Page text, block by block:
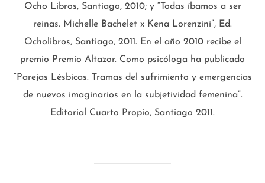
Ocho Libros, Santiago, 2010; y “Todas íbamos a ser
reinas. Michelle Bachelet x Kena Lorenzini”, Ed.
Ocholibros, Santiago, 2011. En el año 2010 recibe el
premio Premio Altazor. Como psicóloga ha publicado
“Parejas Lésbicas. Tramas del sufrimiento y emergencias
de nuevos imaginarios en la subjetividad femenina”.
Editorial Cuarto Propio, Santiago 2011.